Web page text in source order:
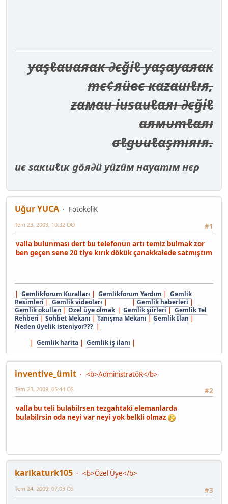
уαşℓαиαяαк ∂єğiℓ уαşαуαяαк
тє¢яüвє кαzαиıℓıя,
zαмαи iиѕαиℓαяı ∂єğiℓ
αямυтℓαяı
σℓgυиℓαşтıяıя.
иє ѕαкιиℓιк göя∂ü уüzüм нαуαтıм нєρ
Uğur YUCA
FotokoliK
#1
Tem 23, 2009, 10:32 ÖÖ
valla bulunması dert bu telefonun artı temiz bulmak zor
ben geçen sene 20 tlye kırık dökük çanakkalede satmıştım
| Gemlikforum Kuralları | Gemlikforum Yardım | Gemlik
Resimleri | Gemlik videoları | | Gemlik haberleri |
Gemlik okulları | Özel üye olmak| Gemlik şiirleri | Gemlik Tel
Rehberi | Sohbet Mekanı | Tanışma Mekanı | Gemlik İlan |
Neden üyelik isteniyor??? |
| Gemlik harita | Gemlik iş ilanı |
inventive_ümit
<b>AdministratöR</b>
#2
Tem 23, 2009, 05:44 ÖS
valla bu teli bulabilrsen tezgahtaki elemanlarda
bulabilrsin oda neyi var neyi yok belkli olmaz
karikaturk105
<b>Özel Üye</b>
#3
Tem 24, 2009, 07:03 ÖS